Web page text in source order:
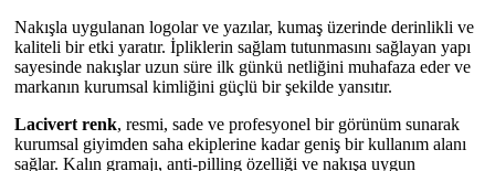
Nakışla uygulanan logolar ve yazılar, kumaş üzerinde derinlikli ve
kaliteli bir etki yaratır. İpliklerin sağlam tutunmasını sağlayan yapı
sayesinde nakışlar uzun süre ilk günkü netliğini muhafaza eder ve
markanın kurumsal kimliğini güçlü bir şekilde yansıtır.
Lacivert renk, resmi, sade ve profesyonel bir görünüm sunarak
kurumsal giyimden saha ekiplerine kadar geniş bir kullanım alanı
sağlar. Kalın gramajı, anti-pilling özelliği ve nakışa uygun